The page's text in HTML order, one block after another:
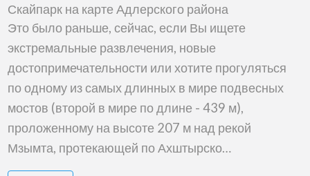
Скайпарк на карте Адлерского района
Это было раньше, сейчас, если Вы ищете
экстремальные развлечения, новые
достопримечательности или хотите прогуляться
по одному из самых длинных в мире подвесных
мостов (второй в мире по длине - 439 м),
проложенному на высоте 207 м над рекой
Мзымта, протекающей по Ахштырско…